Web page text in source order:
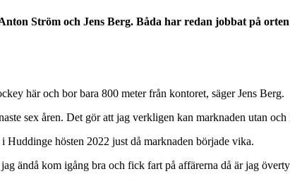
Ström och Jens Berg. Båda har redan jobbat på
här och bor bara 800 meter från kontoret, säger Jens Berg.
sex åren. Det gör att jag verkligen kan marknaden utan och
hösten 2022 just då marknaden började vika.
ändå kom igång bra och fick fart på affärerna då är jag